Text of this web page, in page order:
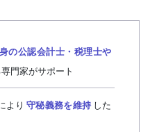
の公認会計士・税理士や
門家がサポート
より 守秘義務を維持 した